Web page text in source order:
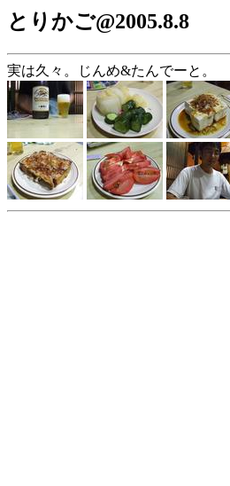
とりかご@2005.8.8
実は久々。じんめ&たんでーと。